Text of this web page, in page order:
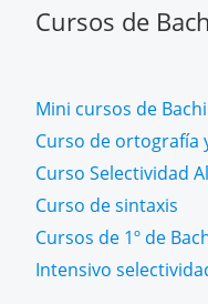
Cursos de
Mini cursos de
Curso de ortografía
Curso Selectividad
Curso de sintaxis
Cursos de 1º de
Intensivo